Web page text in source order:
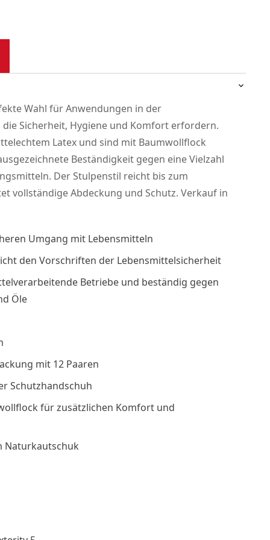
Wahl für Anwendungen in der
Sicherheit, Hygiene und Komfort erfordern.
Latex und sind mit Baumwollflock
Beständigkeit gegen eine Vielzahl
Der Stulpenstil reicht bis zum
vollständige Abdeckung und Schutz. Verkauf in
Umgang mit Lebensmitteln
den Vorschriften der Lebensmittelsicherheit
Betriebe und beständig gegen
Öle
mit 12 Paaren
Schutzhandschuh
für zusätzlichen Komfort und
Naturkautschuk